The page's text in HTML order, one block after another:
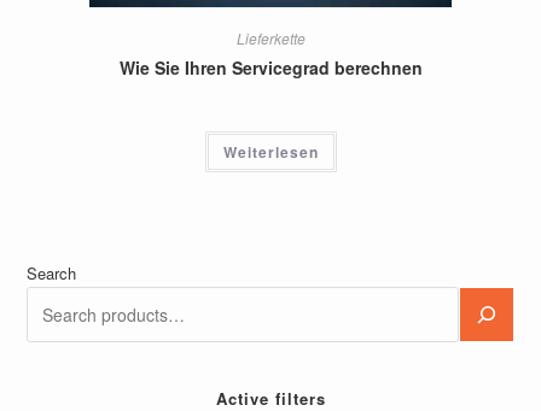
Lieferkette
Wie Sie Ihren Servicegrad berechnen
Weiterlesen
Search
Active filters